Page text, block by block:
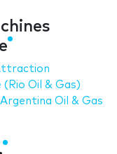
(Rio Oil & Gas)
Oil & Gas